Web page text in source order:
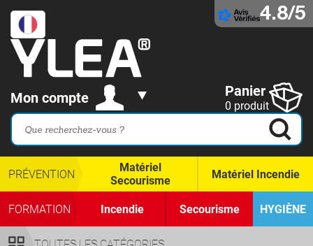
4.8/5
Mon compte Panier
0 produit
PRÉVENTION
Matériel
Secourisme
Matériel Incendie
FORMATION Incendie Secourisme HYGIÈNE